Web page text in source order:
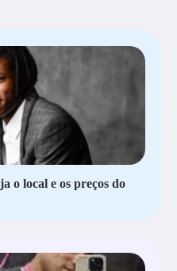
o local e os preços do